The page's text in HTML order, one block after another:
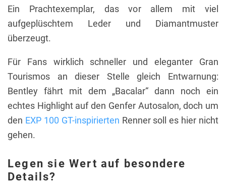
Ein Prachtexemplar, das vor allem mit viel
aufgeplüschtem Leder und Diamantmuster
überzeugt.
Für Fans wirklich schneller und eleganter Gran
Tourismos an dieser Stelle gleich Entwarnung:
Bentley fährt mit dem „Bacalar“ dann noch ein
echtes Highlight auf den Genfer Autosalon, doch um
den EXP 100 GT-inspirierten Renner soll es hier nicht
gehen.
Legen sie Wert auf besondere
Details?